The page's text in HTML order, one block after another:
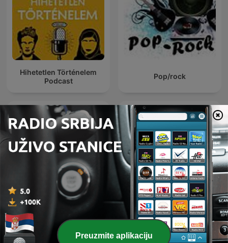
Hihetetlen Történelem
Podcast
Pop/rock
The Rest Is History حواديت قبل النوم
Preuzmite aplikaciju